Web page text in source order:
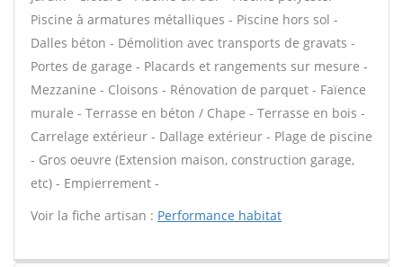
Piscine à armatures métalliques - Piscine hors sol -
Dalles béton - Démolition avec transports de gravats -
Portes de garage - Placards et rangements sur mesure -
Mezzanine - Cloisons - Rénovation de parquet - Faïence
murale - Terrasse en béton / Chape - Terrasse en bois -
Carrelage extérieur - Dallage extérieur - Plage de piscine
- Gros oeuvre (Extension maison, construction garage,
etc) - Empierrement -
Voir la fiche artisan : Performance habitat